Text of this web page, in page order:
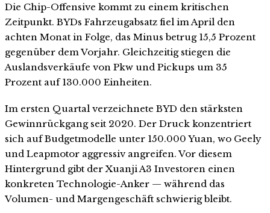
Die Chip-Offensive kommt zu einem kritischen
Zeitpunkt. BYDs Fahrzeugabsatz fiel im April den
achten Monat in Folge, das Minus betrug 15,5 Prozent
gegenüber dem Vorjahr. Gleichzeitig stiegen die
Auslandsverkäufe von Pkw und Pickups um 35
Prozent auf 130.000 Einheiten.
Im ersten Quartal verzeichnete BYD den stärksten
Gewinnrückgang seit 2020. Der Druck konzentriert
sich auf Budgetmodelle unter 150.000 Yuan, wo Geely
und Leapmotor aggressiv angreifen. Vor diesem
Hintergrund gibt der Xuanji A3 Investoren einen
konkreten Technologie-Anker — während das
Volumen- und Margengeschäft schwierig bleibt.